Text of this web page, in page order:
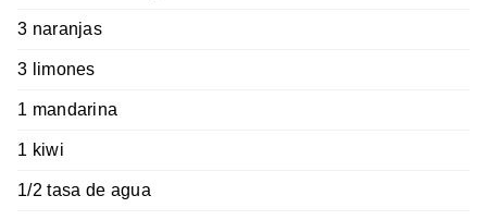
3 naranjas
3 limones
1 mandarina
1 kiwi
1/2 tasa de agua